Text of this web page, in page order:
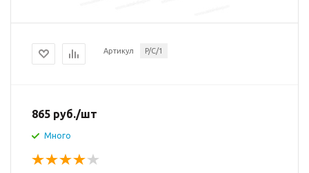
Артикул P/C/1
865 руб./шт
Много